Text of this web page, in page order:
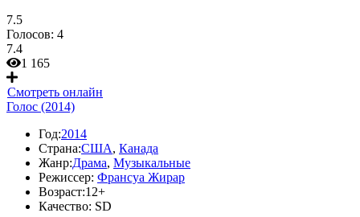
7.5
Голосов: 4
7.4
1 165
Смотреть онлайн
Голос (2014)
Год:2014
Страна:США, Канада
Жанр:Драма, Музыкальные
Режиссер: Франсуа Жирар
Возраст:12+
Качество: SD